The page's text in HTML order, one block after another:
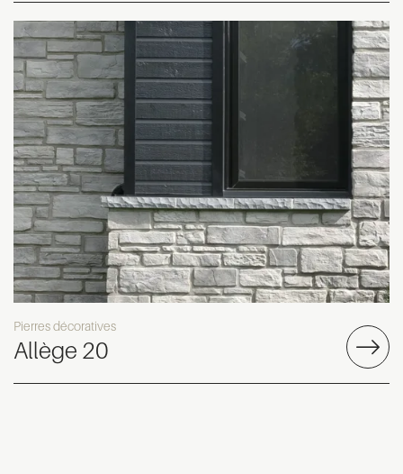
Pierres décoratives
Allège 20